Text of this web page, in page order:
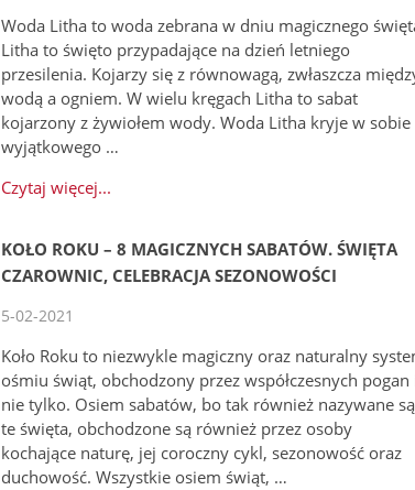
Woda Litha to woda zebrana w dniu magicznego
Litha to święto przypadające na dzień letniego
przesilenia. Kojarzy się z równowagą, zwłaszcza
wodą a ogniem. W wielu kręgach Litha to sabat
kojarzony z żywiołem wody. Woda Litha kryje w sobie
wyjątkowego …
Czytaj więcej...
KOŁO ROKU – 8 MAGICZNYCH SABATÓW. ŚWIĘTA
CZAROWNIC, CELEBRACJA SEZONOWOŚCI
5-02-2021
Koło Roku to niezwykle magiczny oraz naturalny
ośmiu świąt, obchodzony przez współczesnych pogan
nie tylko. Osiem sabatów, bo tak również nazywane są
te święta, obchodzone są również przez osoby
kochające naturę, jej coroczny cykl, sezonowość oraz
duchowość. Wszystkie osiem świąt, …